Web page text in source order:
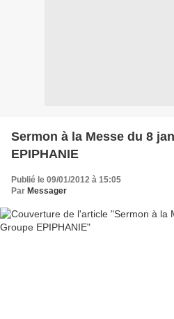
Sermon à la Messe du 8
EPIPHANIE
Publié le 09/01/2012 à 15:05
Par Messager